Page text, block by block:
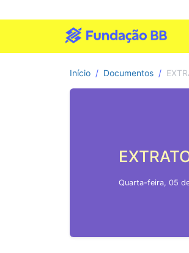
Início Documentos
Quarta-feira, 05